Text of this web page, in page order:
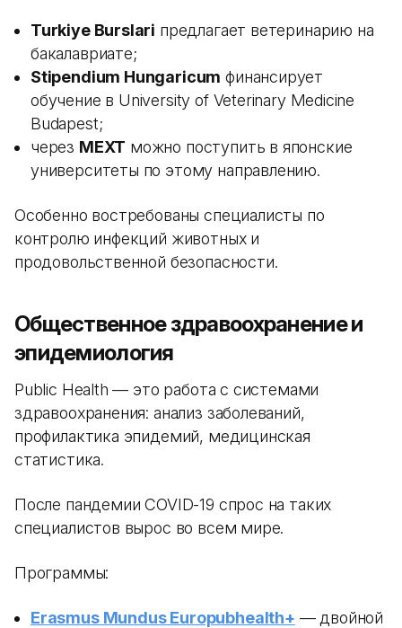
Turkiye Burslari предлагает ветеринарию на
бакалавриате;
Stipendium Hungaricum финансирует
обучение в University of Veterinary Medicine
Budapest;
через MEXT можно поступить в японские
университеты по этому направлению.
Особенно востребованы специалисты по
контролю инфекций животных и
продовольственной безопасности.
Общественное здравоохранение и
эпидемиология
Public Health — это работа с системами
здравоохранения: анализ заболеваний,
профилактика эпидемий, медицинская
статистика.
После пандемии COVID-19 спрос на таких
специалистов вырос во всем мире.
Программы:
Erasmus Mundus Europubhealth+ — двойной